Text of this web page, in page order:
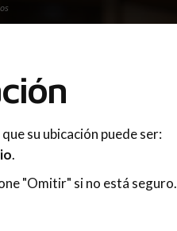
su ubicación puede ser:
.
"Omitir" si no está seguro.